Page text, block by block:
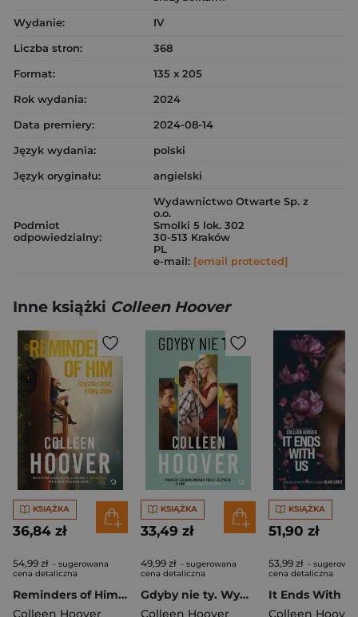
Wydanie:
IV
Liczba stron:
368
Format:
135 x 205
Rok wydania:
2024
Data premiery:
2024-08-14
Język wydania:
polski
Język oryginału:
angielski
Podmiot
odpowiedzialny:
Wydawnictwo Otwarte Sp. z
o.o.
Smolki 5 lok. 302
30-513 Kraków
PL
e-mail: [email protected]
Inne książki Colleen Hoover
KSIĄŻKA
36,84 zł
54,99 zł - sugerowana
cena detaliczna
Reminders of Him. Cząstka ciebie, którą znam (wydanie filmowe)
Colleen Hoover
KSIĄŻKA
33,49 zł
49,99 zł - sugerowana
cena detaliczna
Gdyby nie ty. Wydanie filmowe
Colleen Hoover
KSIĄŻKA
51,90 zł
53,99 zł -
cena detaliczna
Colleen Hoover